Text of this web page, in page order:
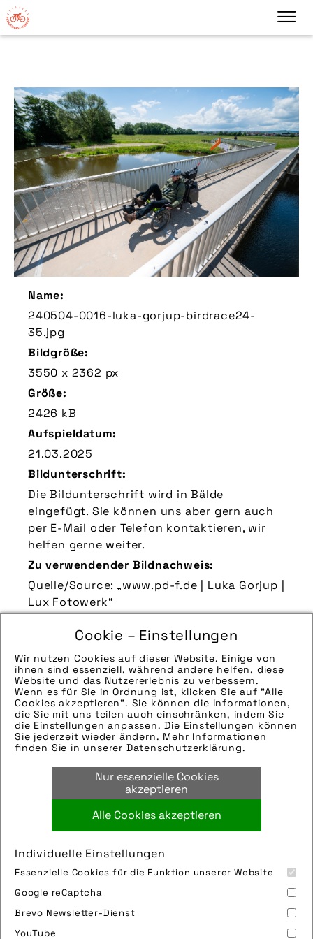
Cookie – Einstellungen
Wir nutzen Cookies auf dieser Website. Einige von
ihnen sind essenziell, während andere helfen, diese
Website und das Nutzererlebnis zu verbessern.
Wenn es für Sie in Ordnung ist, klicken Sie auf "Alle
Cookies akzeptieren". Sie können die Informationen,
die Sie mit uns teilen auch einschränken, indem Sie
die Einstellungen anpassen. Die Einstellungen können
Sie jederzeit wieder ändern. Mehr Informationen
finden Sie in unserer Datenschutzerklärung.
Nur essenzielle Cookies
akzeptieren
Alle Cookies akzeptieren
Individuelle Einstellungen
Essenzielle Cookies für die Funktion unserer Website
Google reCaptcha
Brevo Newsletter-Dienst
YouTube
Name:
240504-0016-luka-gorjup-birdrace24-
35.jpg
Bildgröße:
3550 x 2362 px
Größe:
2426 kB
Aufspieldatum:
21.03.2025
Bildunterschrift:
Die Bildunterschrift wird in Bälde
eingefügt. Sie können uns aber gern auch
per E-Mail oder Telefon kontaktieren, wir
helfen gerne weiter.
Zu verwendender Bildnachweis:
Quelle/Source: „www.pd-f.de | Luka Gorjup |
Lux Fotowerk“
Hinweise zur weiteren Recherche:
Modellname: Scorpion fs 26 Enduro
Hersteller: HP Velotechnik
Tags:
abus,august bremicker söhne kg,birdrace,
e-liegerad,hp velotechnik,hp velotechnik
gmbh & co kg,liegerad,natur,ornithologie
ortlieb,ortlieb sportartikel gmbh,
Bild downloaden